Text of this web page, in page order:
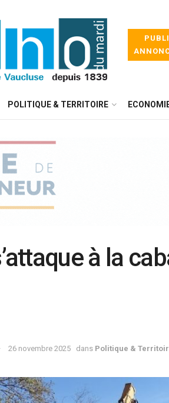
POLITIQUE & TERRITOIRE
à la
26 novembre 2025 dans Politique &